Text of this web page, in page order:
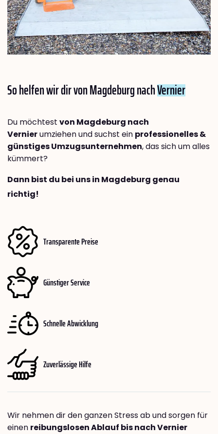
So helfen wir dir von Magdeburg nachVernier
Du möchtest von Magdeburg nach
Vernierumziehen und suchst ein professionelles &
günstiges Umzugsunternehmen, das sich um alles
kümmert?
Dann bist du bei uns in Magdeburg genau
richtig!
Transparente Preise
Günstiger Service
Schnelle Abwicklung
Zuverlässige Hilfe
Wir nehmen dir den ganzen Stress ab und sorgen für
einen reibungslosen Ablauf bis nach Vernier